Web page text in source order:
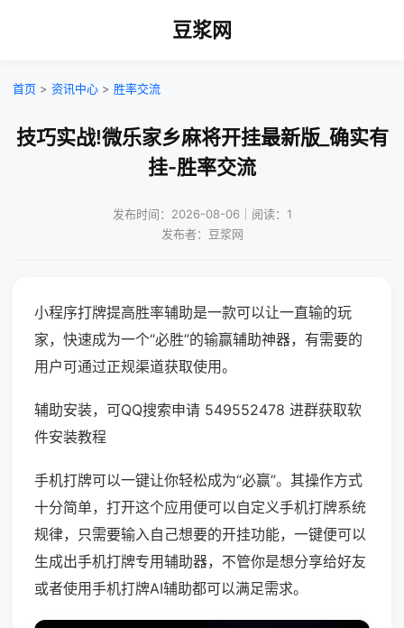
豆浆网
首页 > 资讯中心 > 胜率交流
技巧实战!微乐家乡麻将开挂最新版_确实有
挂-胜率交流
发布时间：2026-08-06｜阅读：1
发布者：豆浆网
小程序打牌提高胜率辅助是一款可以让一直输的玩
家，快速成为一个“必胜”的输赢辅助神器，有需要的
用户可通过正规渠道获取使用。
辅助安装，可QQ搜索申请 549552478 进群获取软
件安装教程
手机打牌可以一键让你轻松成为“必赢”。其操作方式
十分简单，打开这个应用便可以自定义手机打牌系统
规律，只需要输入自己想要的开挂功能，一键便可以
生成出手机打牌专用辅助器，不管你是想分享给好友
或者使用手机打牌AI辅助都可以满足需求。